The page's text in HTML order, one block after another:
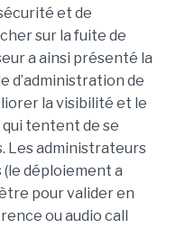
et de
sur la fuite de
a ainsi présenté la
d’administration de
la visibilité et le
tentent de se
Les administrateurs
déploiement a
pour valider en
ou audio call